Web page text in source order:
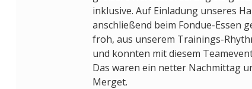
inklusive. Auf Einladung unseres
anschließend beim Fondue-Essen
froh, aus unserem Trainings-
und konnten mit diesem
Das waren ein netter Nachmittag
Merget.